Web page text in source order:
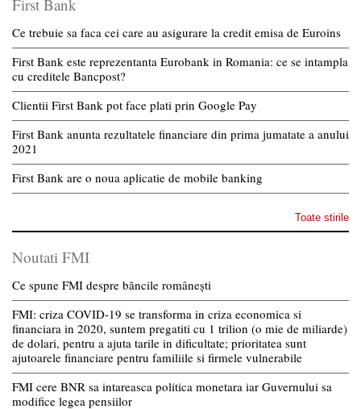
First Bank
Ce trebuie sa faca cei care au asigurare la credit emisa de Euroins
First Bank este reprezentanta Eurobank in Romania: ce se intampla
cu creditele Bancpost?
Clientii First Bank pot face plati prin Google Pay
First Bank anunta rezultatele financiare din prima jumatate a anului
2021
First Bank are o noua aplicatie de mobile banking
Toate stirile
Noutati FMI
Ce spune FMI despre băncile românești
FMI: criza COVID-19 se transforma in criza economica si
financiara in 2020, suntem pregatiti cu 1 trilion (o mie de miliarde)
de dolari, pentru a ajuta tarile in dificultate; prioritatea sunt
ajutoarele financiare pentru familiile si firmele vulnerabile
FMI cere BNR sa intareasca politica monetara iar Guvernului sa
modifice legea pensiilor